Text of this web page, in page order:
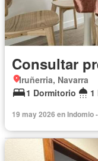
Consultar
Iruñerria, Navarra
1 Dormitorio
1
19 may 2026 en Indomio